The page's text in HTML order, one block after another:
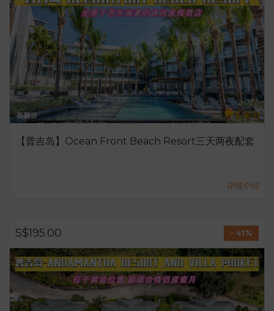
【普吉岛】Ocean Front Beach Resort三天两夜配套
详情介绍
S$195.00 - 41%